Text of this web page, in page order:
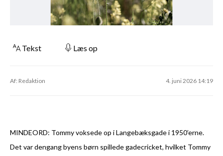
Tekst Læs op
Af: Redaktion 4. juni 2026 14:19
MINDEORD: Tommy voksede op i Langebæksgade i 1950’erne.
Det var dengang byens børn spillede gadecricket, hvilket Tommy